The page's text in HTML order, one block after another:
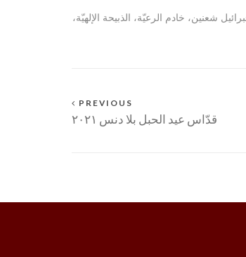
الساعة السادسة من مساء يوم السبت ٢٥ حزيران ٢٠٢٢، حيث ترأّس الخوري جبرائيل شعنين، خادم الرعيّة، الذبيحة الإلهيّة،
PREVIOUS
قدّاس عيد الحبل بلا دنس ٢٠٢١